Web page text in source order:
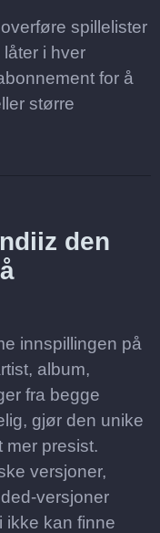
spillelister
i hver
for å
større
den
innspillingen på
album,
fra begge
gjør den unike
mer presist.
versjoner,
versjoner
ikke kan finne